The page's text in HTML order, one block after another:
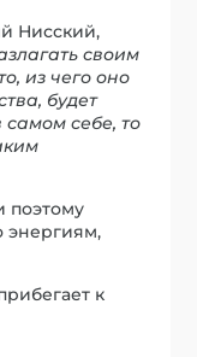
Нисский,
своим
из чего оно
будет
себе, то
поэтому
энергиям,
к